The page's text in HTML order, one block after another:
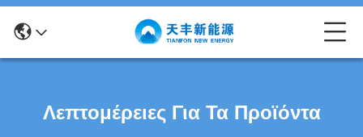
Λεπτομέρειες Για Τα Προϊόντα